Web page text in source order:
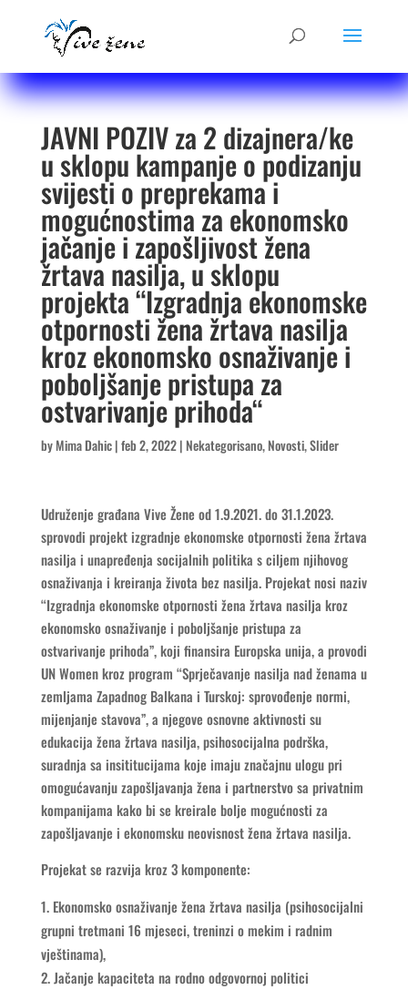
JAVNI POZIV za 2 dizajnera/ke
u sklopu kampanje o podizanju
svijesti o preprekama i
mogućnostima za ekonomsko
jačanje i zapošljivost žena
žrtava nasilja, u sklopu
projekta “Izgradnja ekonomske
otpornosti žena žrtava nasilja
kroz ekonomsko osnaživanje i
poboljšanje pristupa za
ostvarivanje prihoda“
byMima Dahic|feb 2, 2022| Nekategorisano,Novosti,Slider
Udruženje građana Vive Žene od 1.9.2021. do 31.1.2023.
sprovodi projekt izgradnje ekonomske otpornosti žena žrtava
nasilja i unapređenja socijalnih politika s ciljem njihovog
osnaživanja i kreiranja života bez nasilja. Projekat nosi naziv
“Izgradnja ekonomske otpornosti žena žrtava nasilja kroz
ekonomsko osnaživanje i poboljšanje pristupa za
ostvarivanje prihoda”, koji finansira Europska unija, a provodi
UN Women kroz program “Sprječavanje nasilja nad ženama u
zemljama Zapadnog Balkana i Turskoj: sprovođenje normi,
mijenjanje stavova”, a njegove osnovne aktivnosti su
edukacija žena žrtava nasilja, psihosocijalna podrška,
suradnja sa insititucijama koje imaju značajnu ulogu pri
omogućavanju zapošljavanja žena i partnerstvo sa privatnim
kompanijama kako bi se kreirale bolje mogućnosti za
zapošljavanje i ekonomsku neovisnost žena žrtava nasilja.
Projekat se razvija kroz 3 komponente:
Ekonomsko osnaživanje žena žrtava nasilja (psihosocijalni
grupni tretmani 16 mjeseci, treninzi o mekim i radnim
vještinama),
Jačanje kapaciteta na rodno odgovornoj politici